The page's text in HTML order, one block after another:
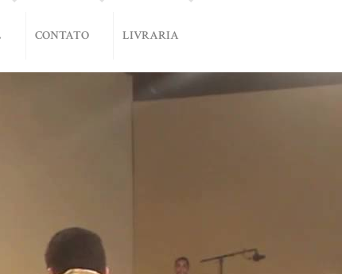
CONTATO LIVRARIA